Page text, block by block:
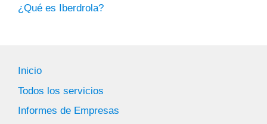
¿Qué es Iberdrola?
Inicio
Todos los servicios
Informes de Empresas